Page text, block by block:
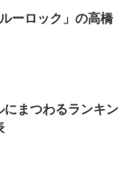
ーロック」の高橋
まつわるランキン